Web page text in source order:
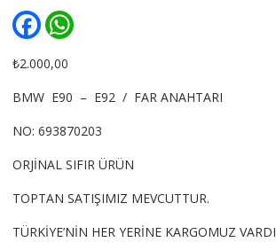
F
a
e
o
W
h
₺2.000,00
BMW E90 – E92 / FAR ANAHTARI
NO: 693870203
ORJİNAL SIFIR ÜRÜN
TOPTAN SATIŞIMIZ MEVCUTTUR.
TÜRKİYE’NİN HER YERİNE KARGOMUZ